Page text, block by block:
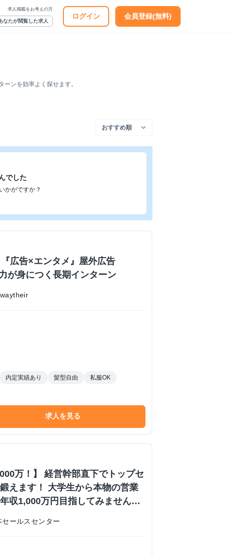
求人掲載をお考えの方
なたが閲覧した求人
ログイン 会員登録(無料)
ンを効率よく探せます。
でした
かがですか？
『広告×エンタメ』屋外広告
が身につく長期インターン
内定実績あり 髪型自由
私服OK
求人を見る
万！】 経営幹部直下でトップセ
えます！ 大学生から本物の営業
収1,000万円目指してみません
定あり #学歴不問 #未経験可
会社日本セールスセンターの長
ンシップ
ールスセンター